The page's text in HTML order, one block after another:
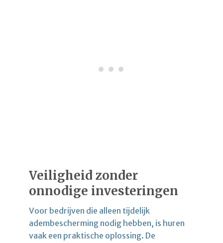
Veiligheid zonder
onnodige investeringen
Voor bedrijven die alleen tijdelijk
adembescherming nodig hebben, is huren
vaak een praktische oplossing. De